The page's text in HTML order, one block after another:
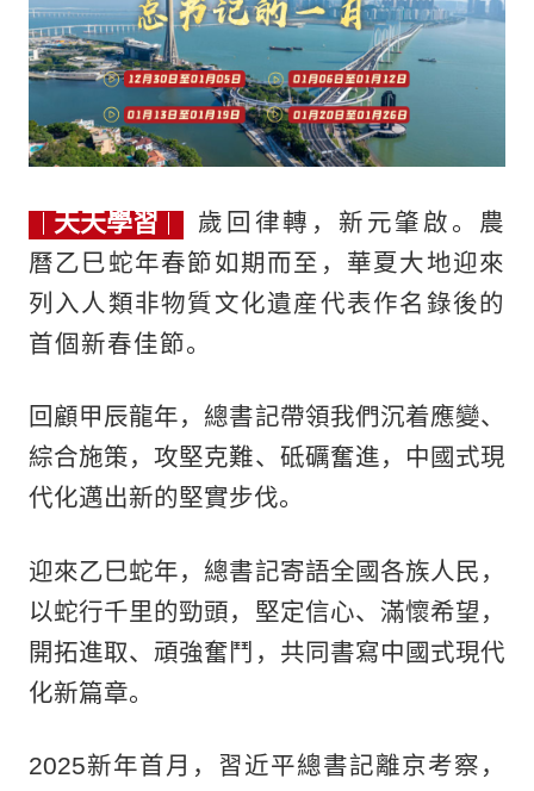
天天學習
歲回律轉，新元肇啟。農
曆乙巳蛇年春節如期而至，華夏大地迎來
列入人類非物質文化遺産代表作名錄後的
首個新春佳節。
回顧甲辰龍年，總書記帶領我們沉着應變、
綜合施策，攻堅克難、砥礪奮進，中國式現
代化邁出新的堅實步伐。
迎來乙巳蛇年，總書記寄語全國各族人民，
以蛇行千里的勁頭，堅定信心、滿懷希望，
開拓進取、頑強奮鬥，共同書寫中國式現代
化新篇章。
2025新年首月，習近平總書記離京考察，